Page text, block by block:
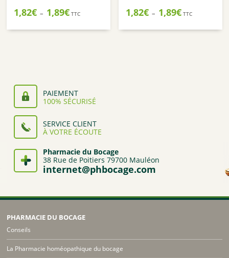
1,82€ – 1,89€Plage
prix :
TTC 1,82€ – 1,89€Plage
prix :
TTC
PAIEMENT
100% SÉCURISÉ
SERVICE CLIENT
À VOTRE ÉCOUTE
Pharmacie du Bocage
38 Rue de Poitiers 79700 Mauléon
internet@phbocage.com
PHARMACIE DU BOCAGE
Conseils
La Pharmacie homéopathique du bocage